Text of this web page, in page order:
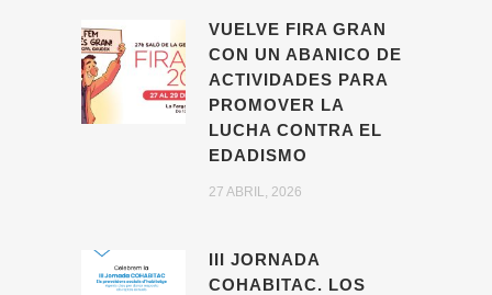
VUELVE FIRA GRAN
CON UN ABANICO DE
ACTIVIDADES PARA
PROMOVER LA
LUCHA CONTRA EL
EDADISMO
27 ABRIL, 2026
III JORNADA
COHABITAC. LOS